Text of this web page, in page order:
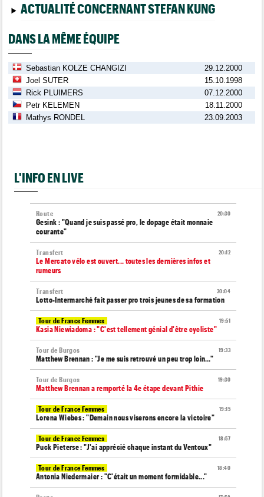
ACTUALITÉ CONCERNANT STEFAN KUNG
DANS LA MÊME ÉQUIPE
Sebastian KOLZE CHANGIZI
29.12.2000
Joel SUTER
15.10.1998
Rick PLUIMERS
07.12.2000
Petr KELEMEN
18.11.2000
Mathys RONDEL
23.09.2003
L'INFO EN LIVE
20:30
Route
Gesink : "Quand je suis passé pro, le dopage était monnaie
courante"
20:12
Transfert
Le Mercato vélo est ouvert... toutes les dernières infos et
rumeurs
20:04
Transfert
Lotto-Intermarché fait passer pro trois jeunes de sa formation
19:51
Tour de France Femmes
Kasia Niewiadoma : "C'est tellement génial d'être cycliste"
19:33
Tour de Burgos
Matthew Brennan : "Je me suis retrouvé un peu trop loin…"
19:30
Tour de Burgos
Matthew Brennan a remporté la 4e étape devant Pithie
19:15
Tour de France Femmes
Lorena Wiebes : "Demain nous viserons encore la victoire"
18:57
Tour de France Femmes
Puck Pieterse : "J'ai apprécié chaque instant du Ventoux"
18:40
Tour de France Femmes
Antonia Niedermaier : "C'était un moment formidable..."